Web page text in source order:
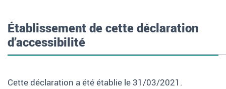
Établissement de cette déclaration
d’accessibilité
Cette déclaration a été établie le 31/03/2021.